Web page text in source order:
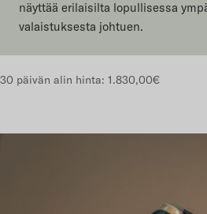
näyttää erilaisilta lopullisessa
valaistuksesta johtuen.
30 päivän alin hinta: 1.830,00€